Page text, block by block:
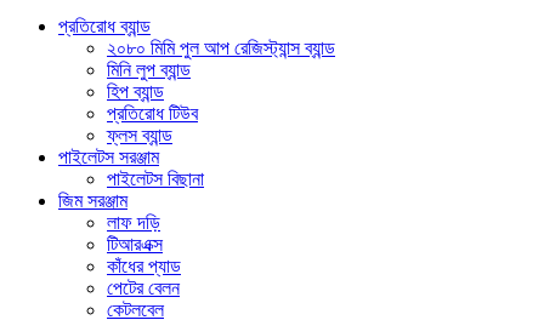
প্রতিরোধ ব্যান্ড
২০৮০ মিমি পুল আপ রেজিস্ট্যান্স ব্যান্ড
মিনি লুপ ব্যান্ড
হিপ ব্যান্ড
প্রতিরোধ টিউব
ফ্লস ব্যান্ড
পাইলেটস সরঞ্জাম
পাইলেটস বিছানা
জিম সরঞ্জাম
লাফ দড়ি
টিআরএক্স
কাঁধের প্যাড
পেটের বেলন
কেটলবেল